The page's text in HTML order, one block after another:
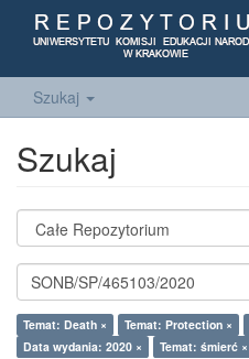
Szukaj
Szukaj
Temat: Death × Temat: Protection ×
Data wydania: 2020 ×
Temat: śmierć ×